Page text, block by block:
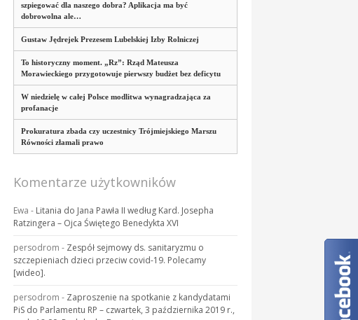
szpiegować dla naszego dobra? Aplikacja ma być
dobrowolna ale…
Gustaw Jędrejek Prezesem Lubelskiej Izby Rolniczej
To historyczny moment. „Rz”: Rząd Mateusza
Morawieckiego przygotowuje pierwszy budżet bez deficytu
W niedzielę w całej Polsce modlitwa wynagradzająca za
profanacje
Prokuratura zbada czy uczestnicy Trójmiejskiego Marszu
Równości złamali prawo
Komentarze użytkowników
Ewa - Litania do Jana Pawła II według Kard. Josepha
Ratzingera – Ojca Świętego Benedykta XVI
persodrom - Zespół sejmowy ds. sanitaryzmu o
szczepieniach dzieci przeciw covid-19. Polecamy
[wideo].
persodrom - Zaproszenie na spotkanie z kandydatami
PiS do Parlamentu RP – czwartek, 3 października 2019 r.,